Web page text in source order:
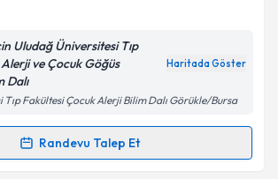
verilerimin işlenmesine ilişkinAydınlatma
okudum ve kişisel verilerimin belirtilen
işlenmesini kabul ediyorum.
Uludağ Üniversitesi Tıp
ve Çocuk Göğüs
Dalı
Haritada Göster
Tıp Fakültesi Çocuk Alerji Bilim Dalı Görükle/Bursa
Randevu Talep Et
Takvimi Talebi